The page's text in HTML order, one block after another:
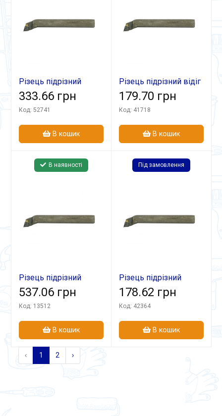
Різець підрізний
відігн 32х20х170 ВК8
лів
333.66 грн
Код: 52741
В кошик
Різець підрізний відіг
25х16х140 Т15К6 лів
179.70 грн
Код: 41718
В кошик
В наявності
Різець підрізний
відігн 40х25х200
Т15К6
537.06 грн
Код: 13512
В кошик
Під замовлення
Різець підрізний
відігн 25х20х140 ВК8
лів
178.62 грн
Код: 42364
В кошик
‹ 1 2 ›